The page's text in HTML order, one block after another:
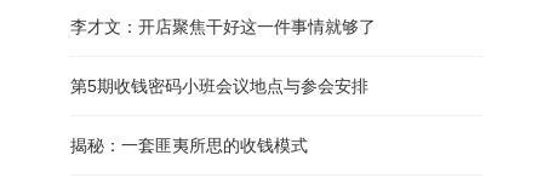
李才文：开店聚焦干好这一件事情就够了
第5期收钱密码小班会议地点与参会安排
揭秘：一套匪夷所思的收钱模式